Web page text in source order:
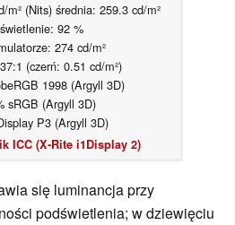
m² (Nits) średnia: 259.3 cd/m²
92 %
274 cd/m²
(czerń: 0.51 cd/m²)
1998 (Argyll 3D)
sRGB (Argyll 3D)
P3 (Argyll 3D)
ICC (X-Rite i1Display 2)
się luminancja przy
podświetlenia; w dziewięciu